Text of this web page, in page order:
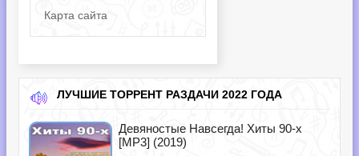
Карта сайта
ЛУЧШИЕ ТОРРЕНТ РАЗДАЧИ 2022 ГОДА
Девяностые Навсегда! Хиты 90-х
[MP3] (2019)